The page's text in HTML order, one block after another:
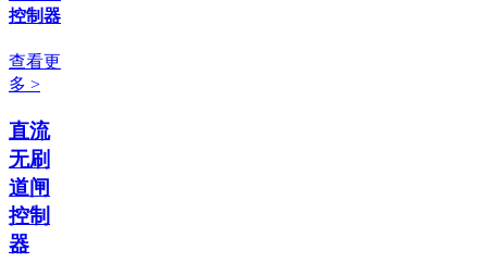
控制器
查看更
多 >
直流
无刷
道闸
控制
器